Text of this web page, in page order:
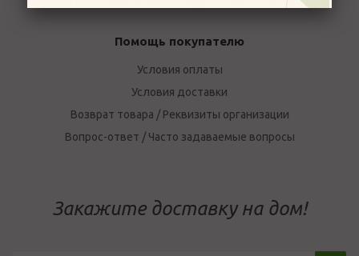
Помощь покупателю
Условия оплаты
Условия доставки
Возврат товара / Реквизиты организации
Вопрос-ответ / Часто задаваемые вопросы
Закажите доставку на дом!